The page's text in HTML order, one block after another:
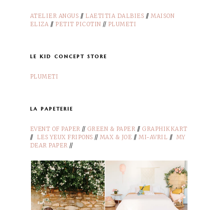
ATELIER ANGUS // LAETITIA DALBIES // MAISON
ELIZA // PETIT PICOTIN // PLUMETI
le kid concept store
PLUMETI
la papeterie
EVENT OF PAPER // GREEN & PAPER // GRAPHIKKART
//
LES YEUX FRIPONS // MAX & JOE // MI-AVRIL //
MY
DEAR PAPER //